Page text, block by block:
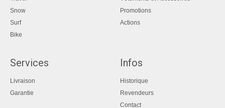
Snow
Surf
Bike
Promotions
Actions
Services
Livraison
Garantie
Infos
Historique
Revendeurs
Contact